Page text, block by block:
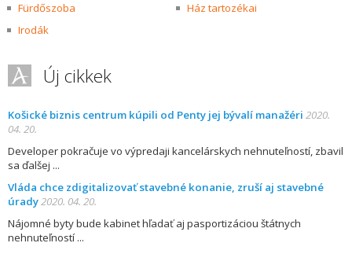
Fürdőszoba
Ház tartozékai
Irodák
Új cikkek
Košické biznis centrum kúpili od Penty jej bývalí manažéri 2020.
04. 20.
Developer pokračuje vo výpredaji kancelárskych nehnuteľností, zbavil
sa ďalšej
Vláda chce zdigitalizovať stavebné konanie, zruší aj stavebné
úrady2020. 04. 20.
Nájomné byty bude kabinet hľadať aj pasportizáciou štátnych
nehnuteľností